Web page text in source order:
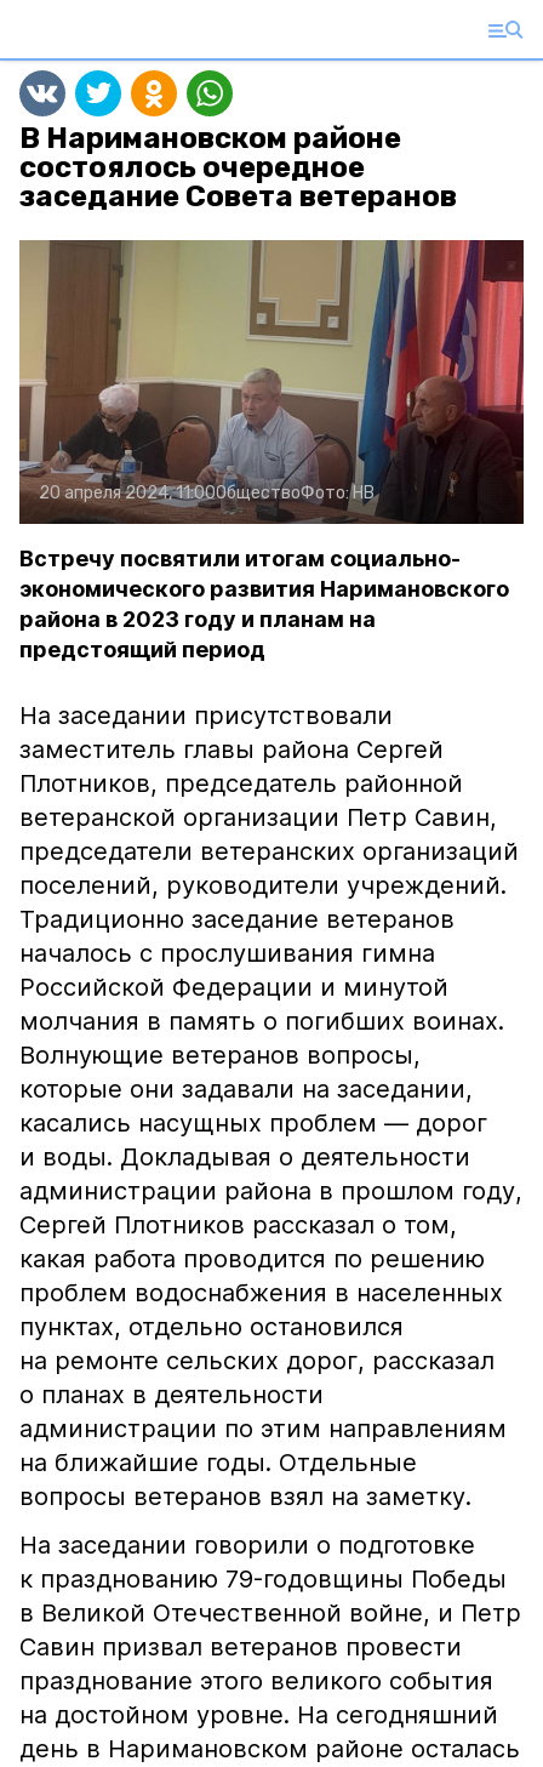
В Наримановском районе
состоялось очередное
заседание Совета ветеранов
20 апреля 2024, 11:00ОбществоФото:НВ
Встречу посвятили итогам социально-
экономического развития Наримановского
района в 2023 году и планам на
предстоящий период
На заседании присутствовали
заместитель главы района Сергей
Плотников, председатель районной
ветеранской организации Петр Савин,
председатели ветеранских организаций
поселений, руководители учреждений.
Традиционно заседание ветеранов
началось с прослушивания гимна
Российской Федерации и минутой
молчания в память о погибших воинах.
Волнующие ветеранов вопросы,
которые они задавали на заседании,
касались насущных проблем — дорог
и воды. Докладывая о деятельности
администрации района в прошлом году,
Сергей Плотников рассказал о том,
какая работа проводится по решению
проблем водоснабжения в населенных
пунктах, отдельно остановился
на ремонте сельских дорог, рассказал
о планах в деятельности
администрации по этим направлениям
на ближайшие годы. Отдельные
вопросы ветеранов взял на заметку.
На заседании говорили о подготовке
к празднованию 79-годовщины Победы
в Великой Отечественной войне, и Петр
Савин призвал ветеранов провести
празднование этого великого события
на достойном уровне. На сегодняшний
день в Наримановском районе осталась